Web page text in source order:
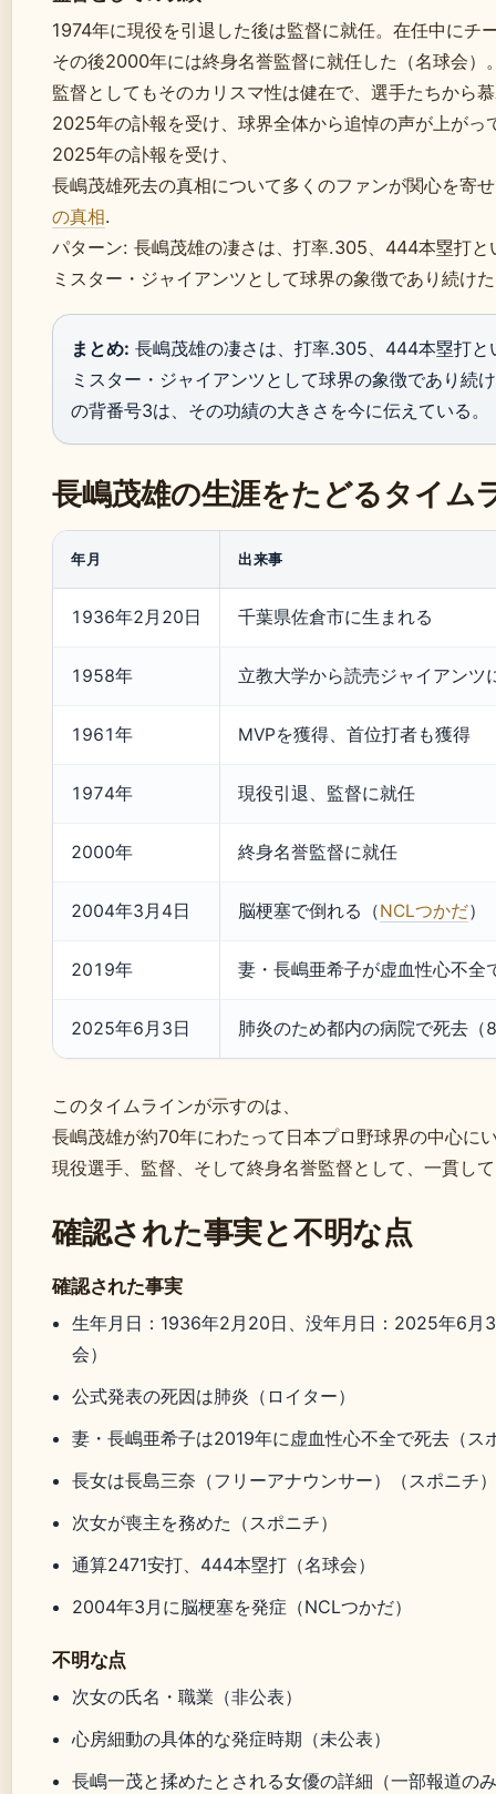
1974年に現役を引退した後は監督に就任。在任中にチ
その後2000年には終身名誉監督に就任した（名球会）
監督としてもそのカリスマ性は健在で、選手たちから
2025年の訃報を受け、球界全体から追悼の声が上がっ
2025年の訃報を受け、
長嶋茂雄死去の真相について多くのファンが関心を寄
の真相.
パターン: 長嶋茂雄の凄さは、打率.305、444本塁打と
ミスター・ジャイアンツとして球界の象徴であり続け
まとめ: 長嶋茂雄の凄さは、打率.305、444本塁打と
ミスター・ジャイアンツとして球界の象徴であり続
の背番号3は、その功績の大きさを今に伝えている。
長嶋茂雄の生涯をたどるタイム
年月 出来事
1936年2月20日 千葉県佐倉市に生まれる
1958年 立教大学から読売ジャイアンツ
1961年 MVPを獲得、首位打者も獲得
1974年 現役引退、監督に就任
2000年 終身名誉監督に就任
2004年3月4日 脳梗塞で倒れる（NCLつかだ）
2019年 妻・長嶋亜希子が虚血性心不全
2025年6月3日 肺炎のため都内の病院で死去（
このタイムラインが示すのは、
長嶋茂雄が約70年にわたって日本プロ野球界の中心に
現役選手、監督、そして終身名誉監督として、一貫し
確認された事実と不明な点
確認された事実
生年月日：1936年2月20日、没年月日：2025年6月
会）
公式発表の死因は肺炎（ロイター）
妻・長嶋亜希子は2019年に虚血性心不全で死去（ス
長女は長島三奈（フリーアナウンサー）（スポニチ
次女が喪主を務めた（スポニチ）
通算2471安打、444本塁打（名球会）
2004年3月に脳梗塞を発症（NCLつかだ）
不明な点
次女の氏名・職業（非公表）
心房細動の具体的な発症時期（未公表）
長嶋一茂と揉めたとされる女優の詳細（一部報道の